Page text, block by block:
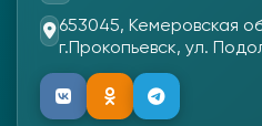
653045, Кемеровская
г.Прокопьевск, ул.